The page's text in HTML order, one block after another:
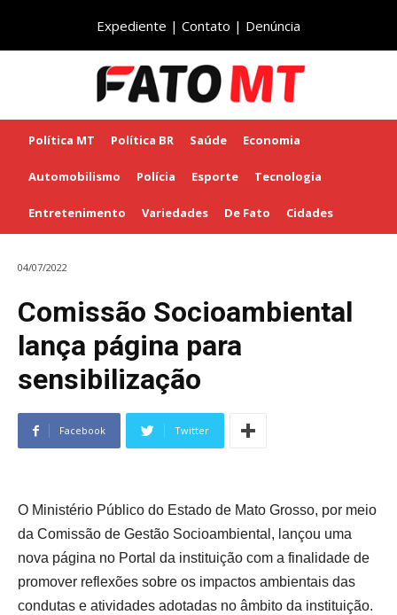
Expediente | Contato | Denúncia
Política MT Política BR Saúde Economia
Automobilismo Polícia Esporte Tecnologia
Entretenimento Variedades De Fato Cidades
04/07/2022
Comissão Socioambiental
lança página para
sensibilização
Facebook Twitter
O Ministério Público do Estado de Mato Grosso, por meio
da Comissão de Gestão Socioambiental, lançou uma
nova página no Portal da instituição com a finalidade de
promover reflexões sobre os impactos ambientais das
condutas e atividades adotadas no âmbito da instituição.